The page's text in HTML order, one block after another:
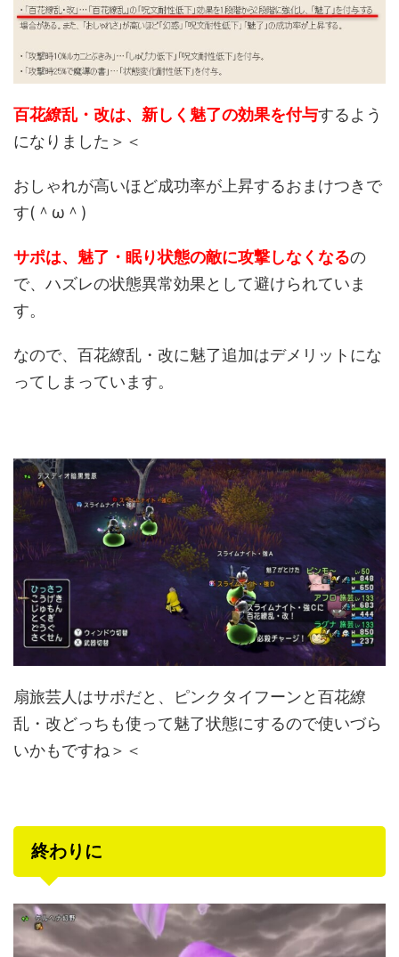
百花繚乱・改は、新しく魅了の効果を付与するよう
になりました＞＜
おしゃれが高いほど成功率が上昇するおまけつきで
す(＾ω＾)
サポは、魅了・眠り状態の敵に攻撃しなくなるの
で、ハズレの状態異常効果として避けられていま
す。
なので、百花繚乱・改に魅了追加はデメリットにな
ってしまっています。
扇旅芸人はサポだと、ピンクタイフーンと百花繚
乱・改どっちも使って魅了状態にするので使いづら
いかもですね＞＜
終わりに